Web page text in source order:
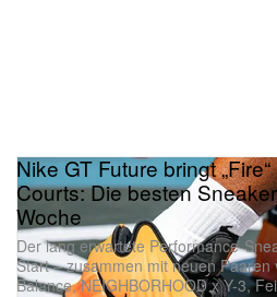
Nike GT Future bringt
Courts: Die besten
Woche
Der lang erwartete Performance-
Start – zusammen mit neuen Paaren
Balance, NEIGHBORHOOD x Y-3,